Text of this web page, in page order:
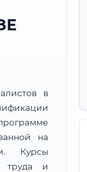
в
на
Курсы
труда и